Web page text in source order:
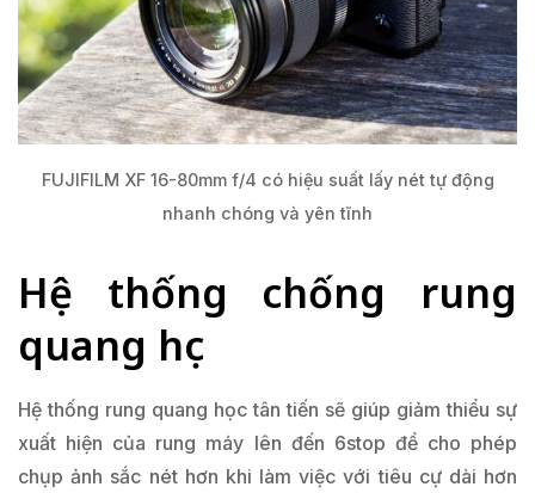
FUJIFILM XF 16-80mm f/4 có hiệu suất lấy nét tự động
nhanh chóng và yên tĩnh
Hệ thống chống rung
quang học
Hệ thống rung quang học tân tiến sẽ giúp giảm thiểu sự
xuất hiện của rung máy lên đến 6stop để cho phép
chụp ảnh sắc nét hơn khi làm việc với tiêu cự dài hơn